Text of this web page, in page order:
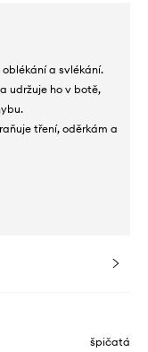
a svlékání.
udržuje ho v botě,
tření, oděrkám a
špičatá